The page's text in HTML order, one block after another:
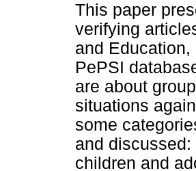
This paper
verifying
and
PePSI
are about
situations
some
and
children and